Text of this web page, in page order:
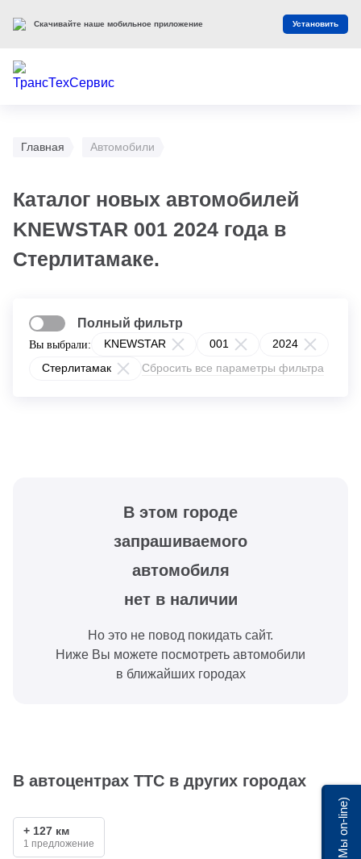
Главная Автомобили
Каталог новых автомобилей
KNEWSTAR 001 2024 года в
Стерлитамаке.
Вы выбрали: KNEWSTAR 001
2024
Стерлитамак
Сбросить все параметры фильтра
Полный фильтр
В этом городе
запрашиваемого
автомобиля
нет в наличии
Но это не повод покидать сайт.
Ниже Вы можете посмотреть автомобили
в ближайших городах
В автоцентрах ТТС в других городах
+ 127 км
1 предложение
Скачивайте наше мобильное приложение Установить
Мы on-line)